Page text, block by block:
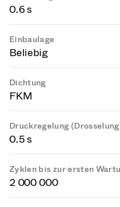
0.6 s
Einbaulage
Beliebig
Dichtung
FKM
Druckregelung
0.5 s
Zyklen bis zur ersten
2 000 000